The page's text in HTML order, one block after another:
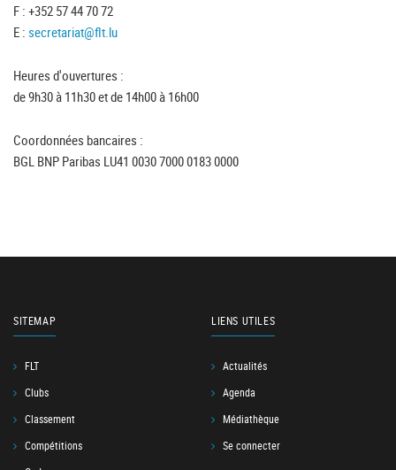
F : +352 57 44 70 72
E : secretariat@flt.lu
Heures d'ouvertures :
de 9h30 à 11h30 et de 14h00 à 16h00
Coordonnées bancaires :
BGL BNP Paribas LU41 0030 7000 0183 0000
SITEMAP
FLT
Clubs
Classement
Compétitions
LIENS UTILES
Actualités
Agenda
Médiathèque
Se connecter